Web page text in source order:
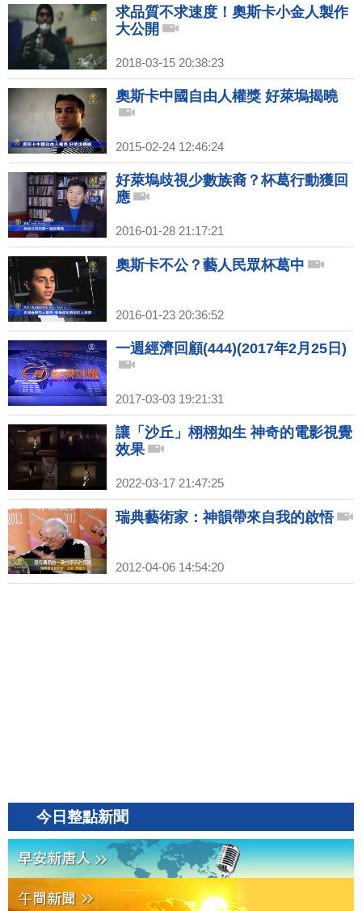
求品質不求速度！奧斯卡小金人製作
大公開
2018-03-15 20:38:23
奧斯卡中國自由人權獎 好萊塢揭曉
2015-02-24 12:46:24
好萊塢歧視少數族裔？杯葛行動獲回
應
2016-01-28 21:17:21
奧斯卡不公？藝人民眾杯葛中
2016-01-23 20:36:52
一週經濟回顧(444)(2017年2月25日)
2017-03-03 19:21:31
讓「沙丘」栩栩如生 神奇的電影視覺
效果
2022-03-17 21:47:25
瑞典藝術家：神韻帶來自我的啟悟
2012-04-06 14:54:20
今日整點新聞